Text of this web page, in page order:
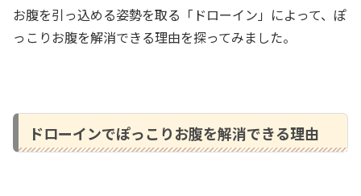
お腹を引っ込める姿勢を取る「ドローイン」によって、ぽ
っこりお腹を解消できる理由を探ってみました。
ドローインでぽっこりお腹を解消できる理由